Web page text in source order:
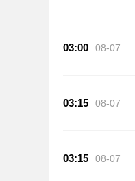
03:00 08-07
03:15 08-07
03:15 08-07